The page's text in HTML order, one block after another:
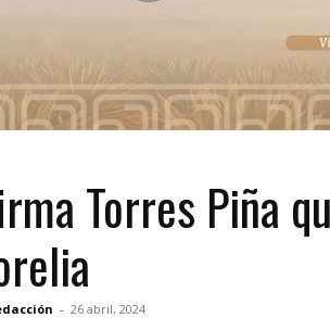
Torres Piña
- 26 abril, 2024